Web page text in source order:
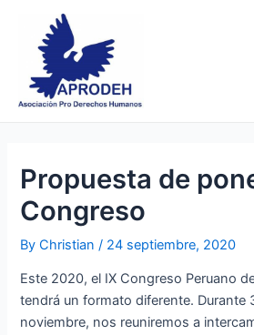
content
Propuesta de
Congreso
ByChristian/ 24 septiembre, 2020
Este 2020, el IX Congreso Peruano
tendrá un formato diferente. Durante
noviembre, nos reuniremos a
navigation